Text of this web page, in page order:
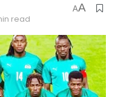
read
AA